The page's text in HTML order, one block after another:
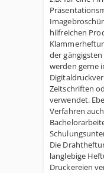
hilfreichen
der
werden gerne
Zeitschriften
verwendet.
Verfahren
Die
langlebige
Druckereien